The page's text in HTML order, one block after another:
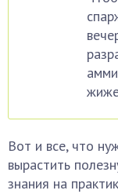
Вот и все, что
вырастить
знания на